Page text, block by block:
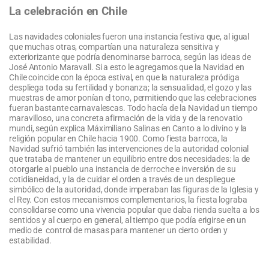
La celebración en Chile
Las navidades coloniales fueron una instancia festiva que, al igual
que muchas otras, compartían una naturaleza sensitiva y
exteriorizante que podría denominarse barroca, según las ideas de
José Antonio Maravall. Si a esto le agregamos que la Navidad en
Chile coincide con la época estival, en que la naturaleza pródiga
despliega toda su fertilidad y bonanza; la sensualidad, el gozo y las
muestras de amor ponían el tono, permitiendo que las celebraciones
fueran bastante carnavalescas. Todo hacía de la Navidad un tiempo
maravilloso, una concreta afirmación de la vida y de la renovatio
mundi, según explica Máximiliano Salinas en Canto a lo divino y la
religión popular en Chile hacia 1900. Como fiesta barroca, la
Navidad sufrió también las intervenciones de la autoridad colonial
que trataba de mantener un equilibrio entre dos necesidades: la de
otorgarle al pueblo una instancia de derroche e inversión de su
cotidianeidad, y la de cuidar el orden a través de un despliegue
simbólico de la autoridad, donde imperaban las figuras de la Iglesia y
el Rey. Con estos mecanismos complementarios, la fiesta lograba
consolidarse como una vivencia popular que daba rienda suelta a los
sentidos y al cuerpo en general, al tiempo que podía erigirse en un
medio de control de masas para mantener un cierto orden y
estabilidad.